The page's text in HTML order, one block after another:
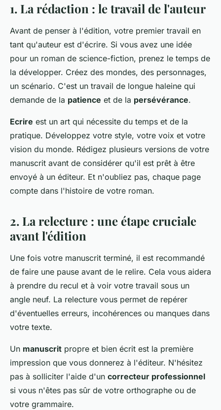
1. La rédaction : le travail de l'auteur
Avant de penser à l'édition, votre premier travail en
tant qu'auteur est d'écrire. Si vous avez une idée
pour un roman de science-fiction, prenez le temps de
la développer. Créez des mondes, des personnages,
un scénario. C'est un travail de longue haleine qui
demande de la patience et de la persévérance.
Ecrire est un art qui nécessite du temps et de la
pratique. Développez votre style, votre voix et votre
vision du monde. Rédigez plusieurs versions de votre
manuscrit avant de considérer qu'il est prêt à être
envoyé à un éditeur. Et n'oubliez pas, chaque page
compte dans l'histoire de votre roman.
2. La relecture : une étape cruciale
avant l'édition
Une fois votre manuscrit terminé, il est recommandé
de faire une pause avant de le relire. Cela vous aidera
à prendre du recul et à voir votre travail sous un
angle neuf. La relecture vous permet de repérer
d'éventuelles erreurs, incohérences ou manques dans
votre texte.
Un manuscrit propre et bien écrit est la première
impression que vous donnerez à l'éditeur. N'hésitez
pas à solliciter l'aide d'un correcteur professionnel
si vous n'êtes pas sûr de votre orthographe ou de
votre grammaire.